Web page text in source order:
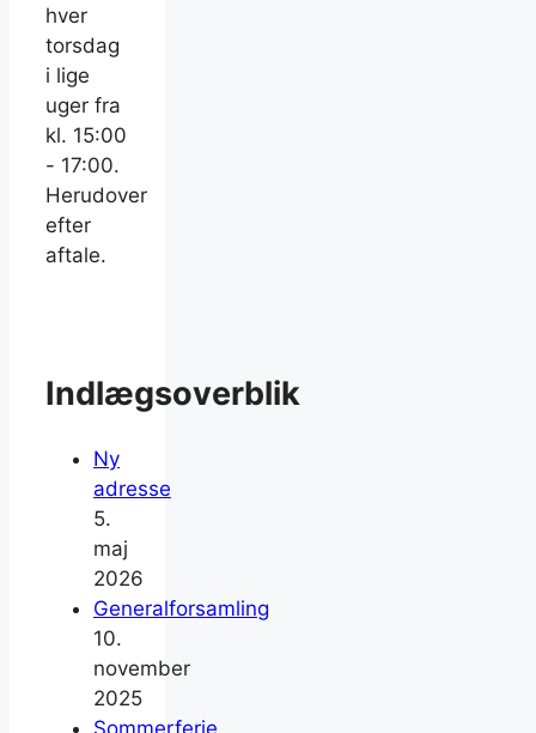
hver
torsdag
i lige
uger fra
kl. 15:00
- 17:00.
Herudover
efter
aftale.
Indlægsoverblik
Ny
adresse
5.
maj
2026
Generalforsamling
10.
november
2025
Sommerferie